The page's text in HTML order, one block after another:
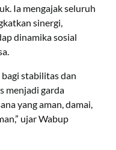
Ia mengajak seluruh
sinergi,
dinamika sosial
stabilitas dan
menjadi garda
yang aman, damai,
ujar Wabup